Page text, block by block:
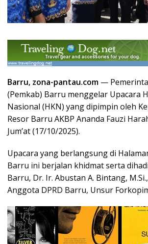
Barru, zona-pantau.com —
(Pemkab) Barru menggelar Upacara
Nasional (HKN) yang dipimpin oleh
Resor Barru AKBP Ananda Fauzi
Jum’at (17/10/2025).
Upacara yang berlangsung di
Barru ini berjalan khidmat serta
Barru, Dr. Ir. Abustan A. Bintang,
Anggota DPRD Barru, Unsur